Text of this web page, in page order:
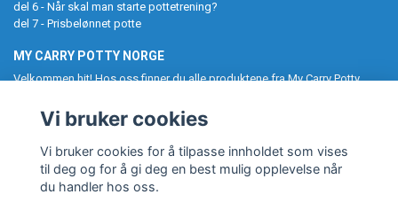
del 6 - Når skal man starte pottetrening?
del 7 - Prisbelønnet potte
MY CARRY POTTY NORGE
Velkommen hit! Hos oss finner du alle produktene fra My Carry Potty
og tagg oss i ditt kjøp. My Carry Potty gjør pottetreningen enklere og
Vi bruker cookies
Vi bruker cookies for å tilpasse innholdet som vises
til deg og for å gi deg en best mulig opplevelse når
du handler hos oss.